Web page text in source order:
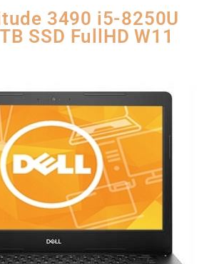
3490 i5-8250U
SSD FullHD W11